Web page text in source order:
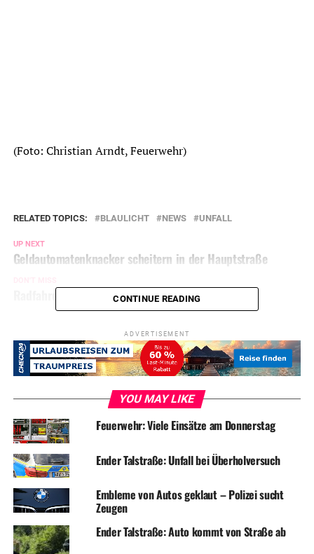
(Foto: Christian Arndt, Feuerwehr)
RELATED TOPICS: BLAULICHT NEWS UNFALL
UP NEXT
Geldautomatenknacker scheitern in der Hauptstraße
Radfahrerin bei Sturz leicht verletzt
CONTINUE READING
ADVERTISEMENT
YOU MAY LIKE
Feuerwehr: Viele Einsätze am Donnerstag
Ender Talstraße: Unfall bei Überholversuch
Embleme von Autos geklaut – Polizei sucht
Zeugen
Ender Talstraße: Auto kommt von Straße ab